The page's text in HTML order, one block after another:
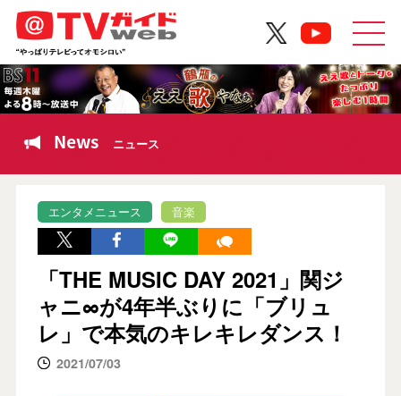
News ニュース
エンタメニュース 音楽
「THE MUSIC DAY 2021」関ジ
ャニ∞が4年半ぶりに「ブリュ
レ」で本気のキレキレダンス！
2021/07/03